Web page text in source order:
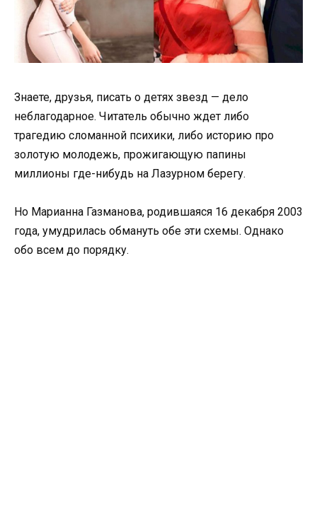
Знаете, друзья, писать о детях звезд — дело
неблагодарное. Читатель обычно ждет либо
трагедию сломанной психики, либо историю про
золотую молодежь, прожигающую папины
миллионы где-нибудь на Лазурном берегу.
Но Марианна Газманова, родившаяся 16 декабря 2003
года, умудрилась обмануть обе эти схемы. Однако
обо всем до порядку.